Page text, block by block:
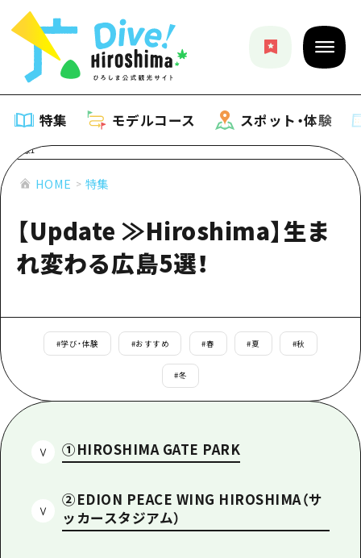
特集 モデルコース スポット・体験
特集
特集一覧
おすすめ
イベント・祭り
グルメ・酒
サイクリング
スポーツ
世界遺産
モデルコース
モデルコース一覧
広島もしもトラベル
あたらしい非日常
広島市周辺
備後
備北
芸北
スポット・体験
スポット・体験一覧
広島市周辺
備北
宮島周辺
イベント
お役立ち情報一覧
二次交通まとめ
HOME
新着情報
HOME 特集
【Update ≫Hiroshima】生ま
れ変わる広島5選！
#学び・体験 #おすすめ #春 #夏 #秋
#冬
①HIROSHIMA GATE PARK
②EDION PEACE WING HIROSHIMA（サ
ッカースタジアム）